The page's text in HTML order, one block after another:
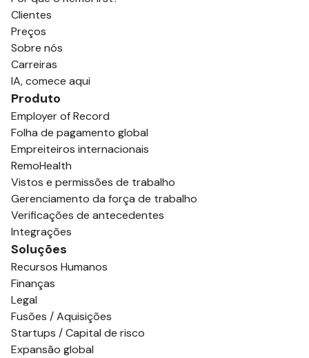
Clientes
Preços
Sobre nós
Carreiras
IA, comece aqui
Produto
Employer of Record
Folha de pagamento global
Empreiteiros internacionais
RemoHealth
Vistos e permissões de trabalho
Gerenciamento da força de trabalho
Verificações de antecedentes
Integrações
Soluções
Recursos Humanos
Finanças
Legal
Fusões / Aquisições
Startups / Capital de risco
Expansão global